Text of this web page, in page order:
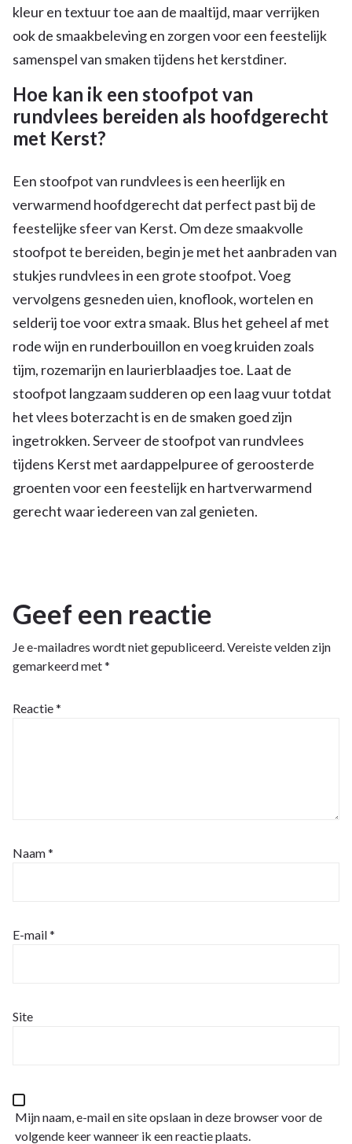
kleur en textuur toe aan de maaltijd, maar verrijken
ook de smaakbeleving en zorgen voor een feestelijk
samenspel van smaken tijdens het kerstdiner.
Hoe kan ik een stoofpot van
rundvlees bereiden als hoofdgerecht
met Kerst?
Een stoofpot van rundvlees is een heerlijk en
verwarmend hoofdgerecht dat perfect past bij de
feestelijke sfeer van Kerst. Om deze smaakvolle
stoofpot te bereiden, begin je met het aanbraden van
stukjes rundvlees in een grote stoofpot. Voeg
vervolgens gesneden uien, knoflook, wortelen en
selderij toe voor extra smaak. Blus het geheel af met
rode wijn en runderbouillon en voeg kruiden zoals
tijm, rozemarijn en laurierblaadjes toe. Laat de
stoofpot langzaam sudderen op een laag vuur totdat
het vlees boterzacht is en de smaken goed zijn
ingetrokken. Serveer de stoofpot van rundvlees
tijdens Kerst met aardappelpuree of geroosterde
groenten voor een feestelijk en hartverwarmend
gerecht waar iedereen van zal genieten.
Geef een reactie
Je e-mailadres wordt niet gepubliceerd. Vereiste velden zijn
gemarkeerd met*
Reactie*
Naam*
E-mail*
Site
Mijn naam, e-mail en site opslaan in deze browser voor de
volgende keer wanneer ik een reactie plaats.